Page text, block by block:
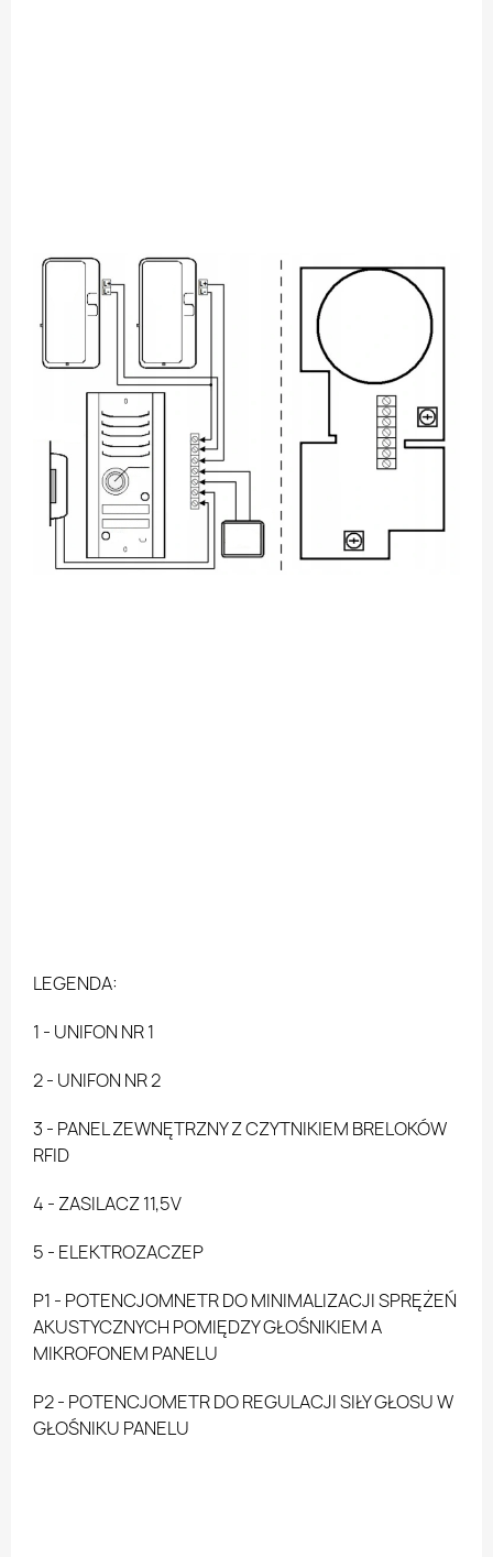
LEGENDA:
1 - UNIFON NR 1
2 - UNIFON NR 2
3 - PANEL ZEWNĘTRZNY Z CZYTNIKIEM BRELOKÓW
RFID
4 - ZASILACZ 11,5V
5 - ELEKTROZACZEP
P1 - POTENCJOMNETR DO MINIMALIZACJI SPRĘŻEŃ
AKUSTYCZNYCH POMIĘDZY GŁOŚNIKIEM A
MIKROFONEM PANELU
P2 - POTENCJOMETR DO REGULACJI SIŁY GŁOSU W
GŁOŚNIKU PANELU